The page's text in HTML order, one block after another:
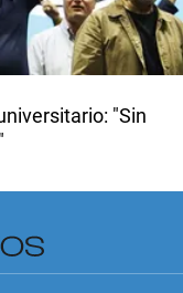
"Sin